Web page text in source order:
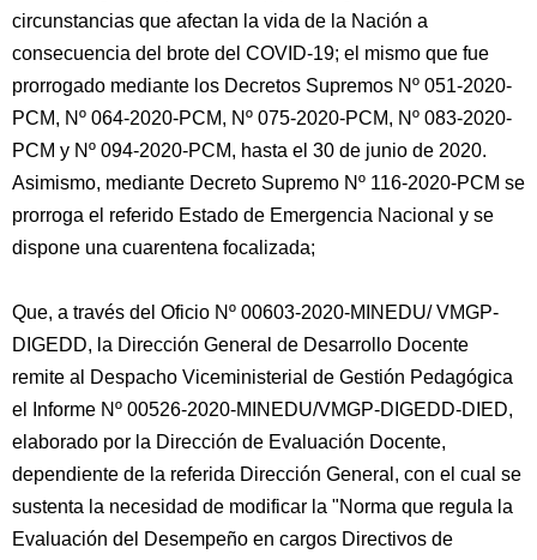
circunstancias que afectan la vida de la Nación a
consecuencia del brote del COVID-19; el mismo que fue
prorrogado mediante los Decretos Supremos Nº 051-2020-
PCM, Nº 064-2020-PCM, Nº 075-2020-PCM, Nº 083-2020-
PCM y Nº 094-2020-PCM, hasta el 30 de junio de 2020.
Asimismo, mediante Decreto Supremo Nº 116-2020-PCM se
prorroga el referido Estado de Emergencia Nacional y se
dispone una cuarentena focalizada;
Que, a través del Oficio Nº 00603-2020-MINEDU/ VMGP-
DIGEDD, la Dirección General de Desarrollo Docente
remite al Despacho Viceministerial de Gestión Pedagógica
el Informe Nº 00526-2020-MINEDU/VMGP-DIGEDD-DIED,
elaborado por la Dirección de Evaluación Docente,
dependiente de la referida Dirección General, con el cual se
sustenta la necesidad de modificar la "Norma que regula la
Evaluación del Desempeño en cargos Directivos de